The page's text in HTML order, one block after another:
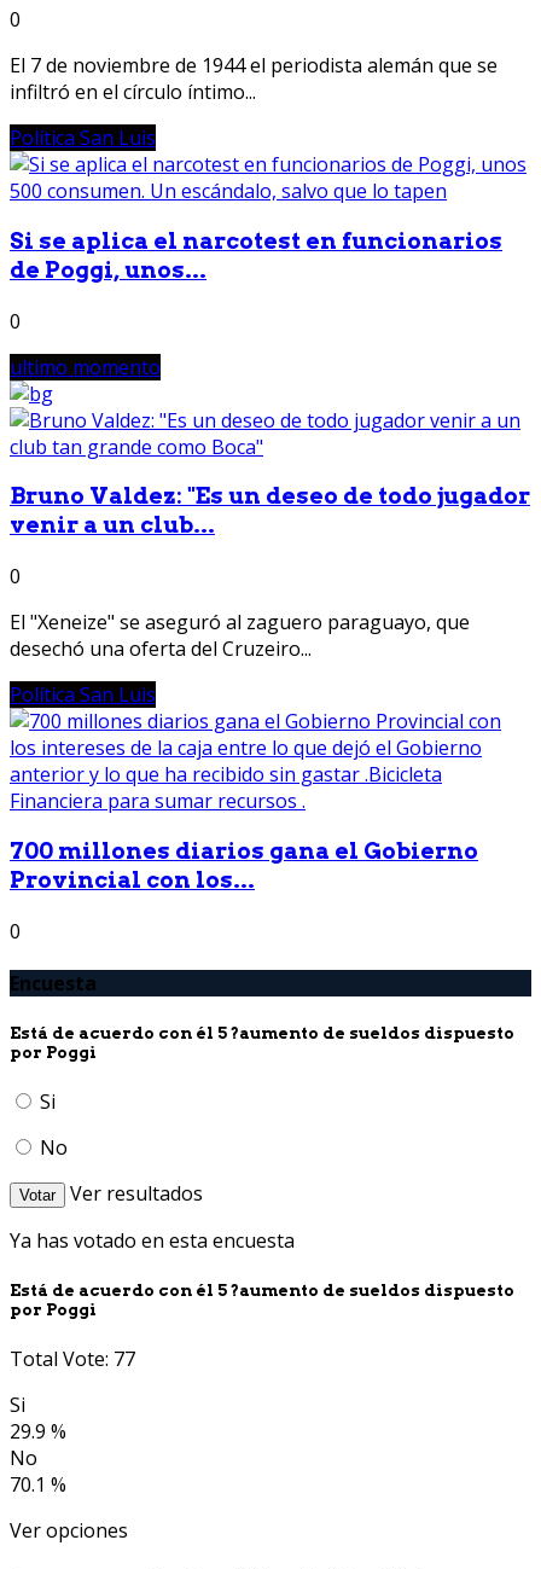
0
El 7 de noviembre de 1944 el periodista alemán que se
infiltró en el círculo íntimo...
Política San Luis
Si se aplica el narcotest en funcionarios
de Poggi, unos...
0
ultimo momento
Bruno Valdez: "Es un deseo de todo jugador
venir a un club...
0
El "Xeneize" se aseguró al zaguero paraguayo, que
desechó una oferta del Cruzeiro...
Política San Luis
700 millones diarios gana el Gobierno
Provincial con los...
0
Encuesta
Está de acuerdo con él 5 ?aumento de sueldos dispuesto
por Poggi
Si
No
Votar
Ver resultados
Ya has votado en esta encuesta
Está de acuerdo con él 5 ?aumento de sueldos dispuesto
por Poggi
Total Vote: 77
Si
29.9 %
No
70.1 %
Ver opciones